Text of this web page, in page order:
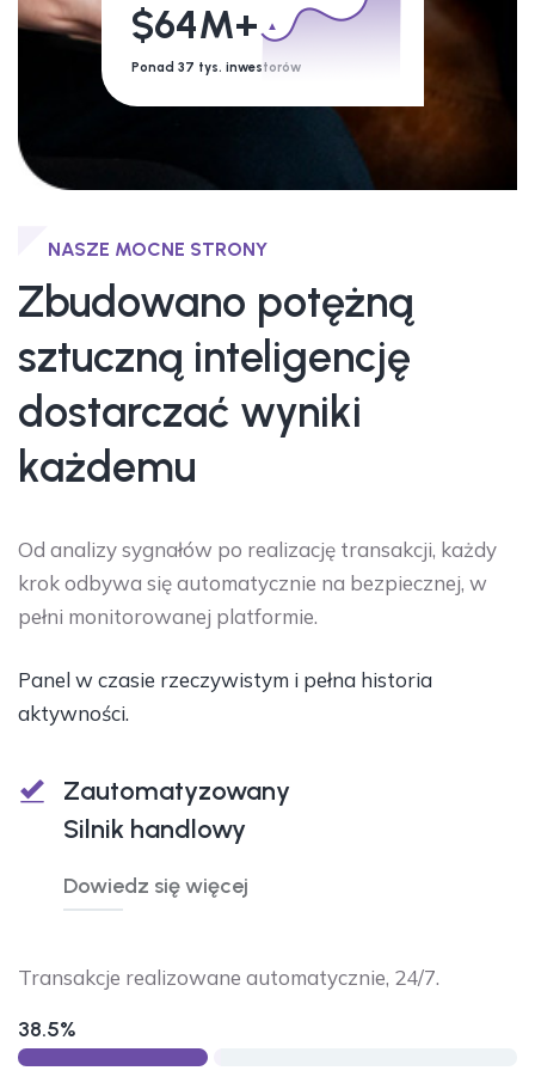
$64M+
Ponad 37 tys. inwestorów
NASZE MOCNE STRONY
Zbudowano potężną
sztuczną inteligencję
dostarczać wyniki
każdemu
Od analizy sygnałów po realizację transakcji, każdy
krok odbywa się automatycznie na bezpiecznej, w
pełni monitorowanej platformie.
Panel w czasie rzeczywistym i pełna historia
aktywności.
Zautomatyzowany
Silnik handlowy
Dowiedz się więcej
Transakcje realizowane automatycznie, 24/7.
38.5%